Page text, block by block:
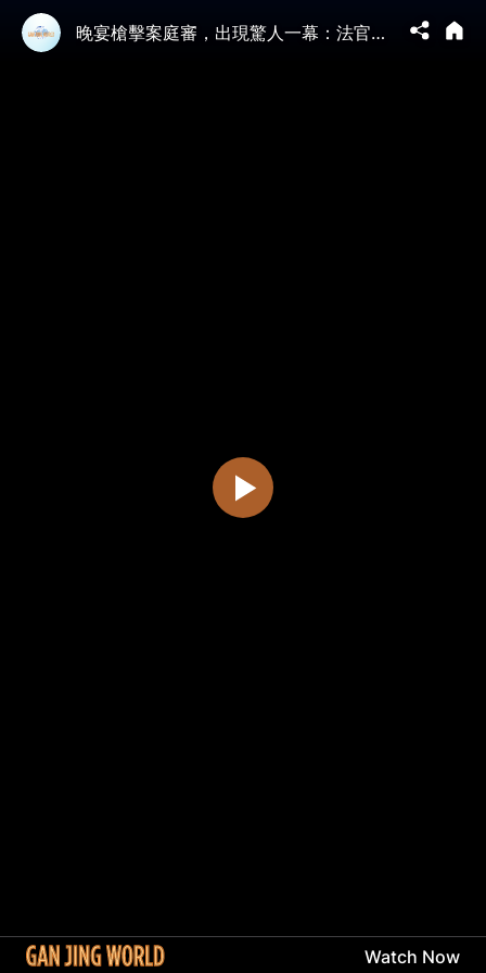
晚宴槍擊案庭審，出現驚人一幕：法官竟然當庭向刺客道歉！戰火再起，川普警告「抹去伊朗」。#川普 #伊朗 #搶手 | 新視野 第2334期 20260505
Watch Now